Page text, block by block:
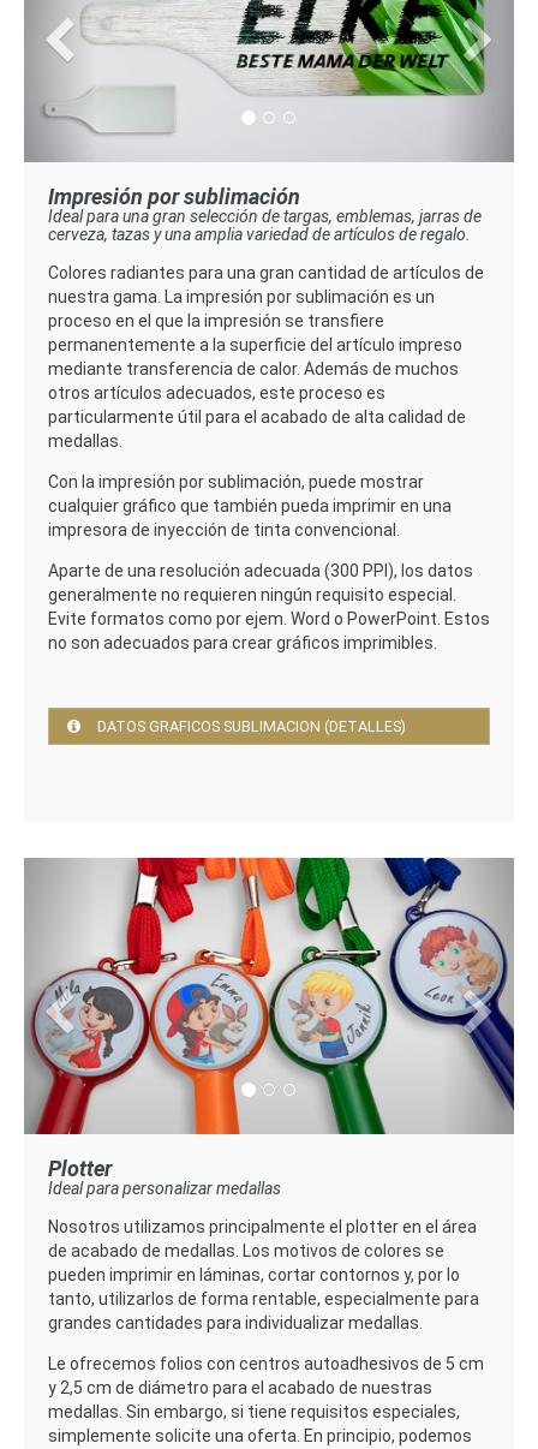
Impresión por sublimación
Ideal para una gran selección de targas, emblemas, jarras de
cerveza, tazas y una amplia variedad de artículos de regalo.
Colores radiantes para una gran cantidad de artículos de
nuestra gama. La impresión por sublimación es un
proceso en el que la impresión se transfiere
permanentemente a la superficie del artículo impreso
mediante transferencia de calor. Además de muchos
otros artículos adecuados, este proceso es
particularmente útil para el acabado de alta calidad de
medallas.
Con la impresión por sublimación, puede mostrar
cualquier gráfico que también pueda imprimir en una
impresora de inyección de tinta convencional.
Aparte de una resolución adecuada (300 PPI), los datos
generalmente no requieren ningún requisito especial.
Evite formatos como por ejem. Word o PowerPoint. Estos
no son adecuados para crear gráficos imprimibles.
DATOS GRAFICOS SUBLIMACION (DETALLES)
Previous
Plotter
Ideal para personalizar medallas
Nosotros utilizamos principalmente el plotter en el área
de acabado de medallas. Los motivos de colores se
pueden imprimir en láminas, cortar contornos y, por lo
tanto, utilizarlos de forma rentable, especialmente para
grandes cantidades para individualizar medallas.
Le ofrecemos folios con centros autoadhesivos de 5 cm
y 2,5 cm de diámetro para el acabado de nuestras
medallas. Sin embargo, si tiene requisitos especiales,
simplemente solicite una oferta. En principio, podemos